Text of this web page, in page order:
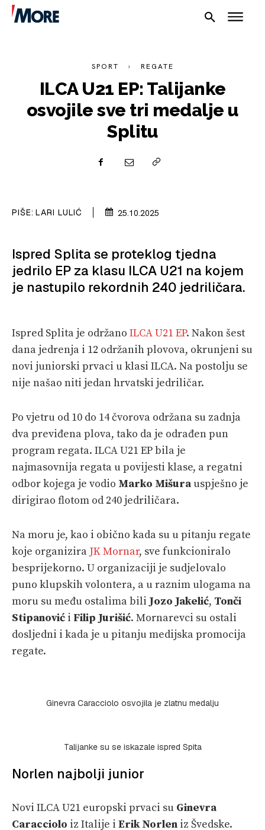
SPIZA
VELIKE PRIČE
SHOP
SPORT REGATE
ILCA U21 EP: Talijanke
osvojile sve tri medalje u
Splitu
PIŠE: LARI LULIĆ 25.10.2025
Ispred Splita se proteklog tjedna
jedrilo EP za klasu ILCA U21 na kojem
je nastupilo rekordnih 240 jedriličara.
Ispred Splita je održano ILCA U21 EP. Nakon šest
dana jedrenja i 12 održanih plovova, okrunjeni su
novi juniorski prvaci u klasi ILCA. Na postolju se
nije našao niti jedan hrvatski jedriličar.
Po vjetru od 10 do 14 čvorova održana su zadnja
dva previđena plova, tako da je odrađen pun
program regata. ILCA U21 EP bila je
najmasovnija regata u povijesti klase, a regatni
odbor kojega je vodio Marko Mišura uspješno je
dirigirao flotom od 240 jedriličara.
Na moru je, kao i obično kada su u pitanju regate
koje organizira JK Mornar, sve funkcioniralo
besprijekorno. U organizaciji je sudjelovalo
puno klupskih volontera, a u raznim ulogama na
moru su među ostalima bili Jozo Jakelić, Tonči
Stipanović i Filip Jurišić. Mornarevci su ostali
dosljedni i kada je u pitanju medijska promocija
regate.
Ginevra Caracciolo osvojila je zlatnu medalju
Talijanke su se iskazale ispred Spita
Norlen najbolji junior
Novi ILCA U21 europski prvaci su Ginevra
Caracciolo iz Italije i Erik Norlen iz Švedske.